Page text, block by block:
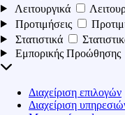
Λειτουργικά
Προτιμήσεις
Στατιστικά
Εμπορικής Προώθησης
Διαχείριση επιλογών
Διαχείριση